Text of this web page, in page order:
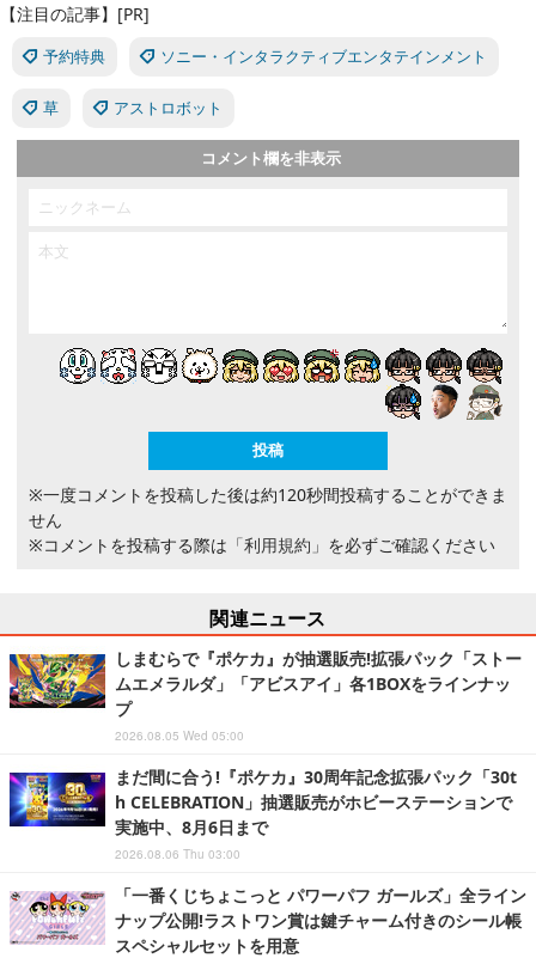
【注目の記事】[PR]
予約特典 ソニー・インタラクティブエンタテインメント
草 アストロボット
コメント欄を非表示
※一度コメントを投稿した後は約120秒間投稿することができま
せん
※コメントを投稿する際は 「利用規約」 を必ずご確認ください
関連ニュース
しまむらで『ポケカ』が抽選販売!拡張パック「ストー
ムエメラルダ」「アビスアイ」各1BOXをラインナッ
プ
2026.08.05 Wed 05:00
まだ間に合う!『ポケカ』30周年記念拡張パック「30t
h CELEBRATION」抽選販売がホビーステーションで
実施中、8月6日まで
2026.08.06 Thu 03:00
「一番くじちょこっと パワーパフ ガールズ」全ライン
ナップ公開!ラストワン賞は鍵チャーム付きのシール帳
スペシャルセットを用意